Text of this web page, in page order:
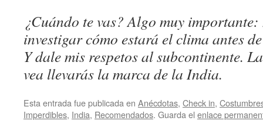
¿Cuándo te vas? Algo muy
investigar cómo estará el clima antes
Y dale mis respetos al subcontinente.
vea llevarás la marca de la India.
Esta entrada fue publicada en Anécdotas, Check in,
Imperdibles, India, Recomendados. Guarda el enlace